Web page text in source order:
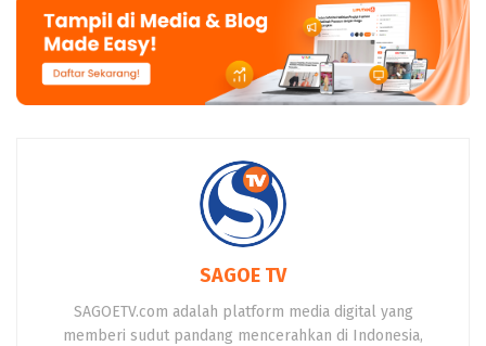
SAGOE TV
SAGOETV.com adalah platform media digital yang
memberi sudut pandang mencerahkan di Indonesia,